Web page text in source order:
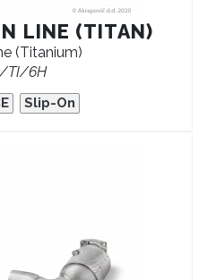
LINE (TITAN)
(Titanium)
TI/6H
Slip-On